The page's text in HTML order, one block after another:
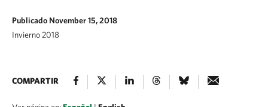
Publicado November 15, 2018
Invierno 2018
COMPARTIR